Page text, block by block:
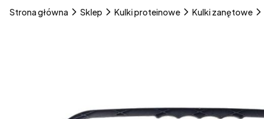
Strona główna Sklep Kulki proteinowe Kulki zanętowe